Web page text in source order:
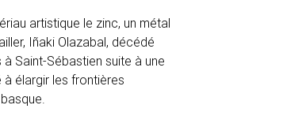
artistique le zinc, un métal
Iñaki Olazabal, décédé
Saint-Sébastien suite à une
élargir les frontières